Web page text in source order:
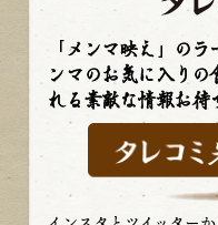
「メンマ映え」のラ
ンマのお気に入り
れる素敵な情報お待